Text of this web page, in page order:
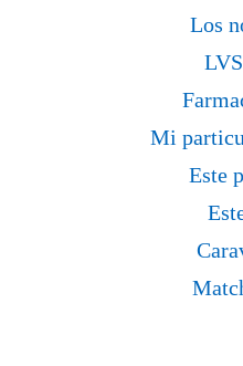
Los
Mi
Este